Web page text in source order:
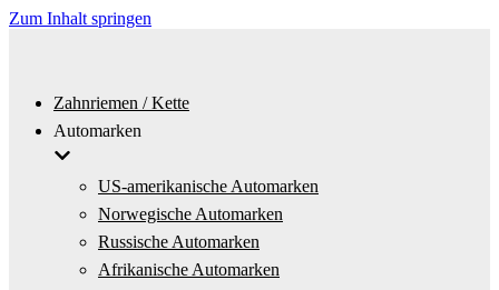
Zum Inhalt springen
Zahnriemen / Kette
Automarken
US-amerikanische Automarken
Norwegische Automarken
Russische Automarken
Afrikanische Automarken